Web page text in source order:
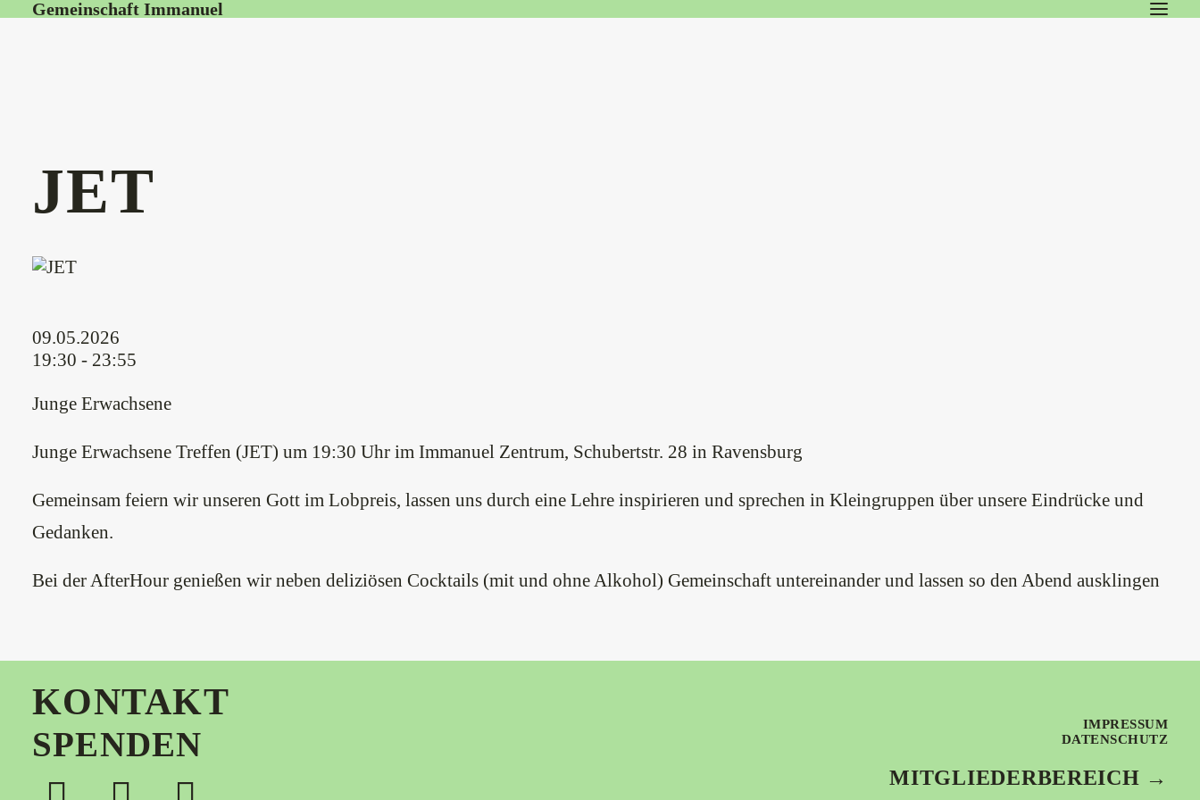
Gemeinschaft Immanuel
JET
09.05.2026
19:30 - 23:55
Junge Erwachsene
Junge Erwachsene Treffen (JET) um 19:30 Uhr im Immanuel Zentrum, Schubertstr. 28 in Ravensburg
Gemeinsam feiern wir unseren Gott im Lobpreis, lassen uns durch eine Lehre inspirieren und sprechen in Kleingruppen über unsere Eindrücke und
Gedanken.
Bei der AfterHour genießen wir neben deliziösen Cocktails (mit und ohne Alkohol) Gemeinschaft untereinander und lassen so den Abend ausklingen
KONTAKT
SPENDEN
IMPRESSUM
DATENSCHUTZ
MITGLIEDERBEREICH →